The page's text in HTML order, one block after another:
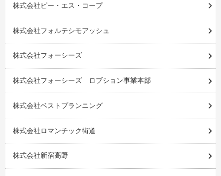
株式会社ピー・エス・コープ
株式会社フォルテシモアッシュ
株式会社フォーシーズ
株式会社フォーシーズ ロブション事業本部
株式会社ベストプランニング
株式会社ロマンチック街道
株式会社新宿高野